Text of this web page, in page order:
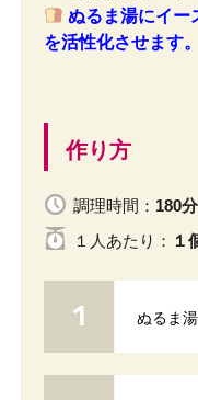
ぬるま湯にイー
を活性化させます。
作り方
調理時間： 180
１人 あたり ： １
ぬるま